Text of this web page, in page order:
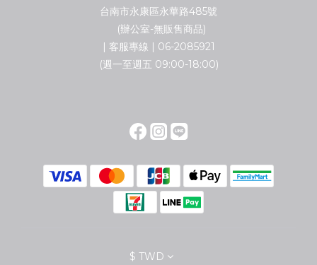
台南市永康區永華路485號
(辦公室-無販售商品)
| 客服專線 | 06-2085921
(週一至週五 09:00-18:00)
$ TWD